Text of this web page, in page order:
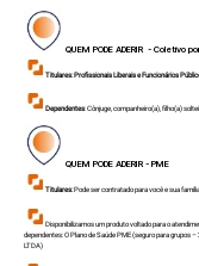
QUEM PODE ADERIR - Coletivo
Titulares: Profissionais Liberais e Funcionários
Dependentes: Cônjuge, companheiro(a), filho(a)
QUEM PODE ADERIR - PME
Titulares:Pode ser contratado para você e sua
Disponibilizamos um produto voltado para o
dependentes: O Plano de Saúde PME (seguro para grupos
LTDA)